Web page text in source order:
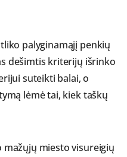
palyginamąjį penkių
dešimtis kriterijų išrinko
suteikti balai, o
lėmė tai, kiek taškų
miesto visureigių